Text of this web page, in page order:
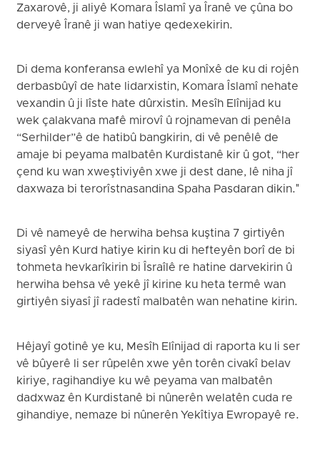
Zaxarovê, ji aliyê Komara Îslamî ya Îranê ve çûna bo
derveyê Îranê ji wan hatiye qedexekirin.
Di dema konferansa ewlehî ya Monîxê de ku di rojên
derbasbûyî de hate lidarxistin, Komara Îslamî nehate
vexandin û ji lîste hate dûrxistin. Mesîh Elînijad ku
wek çalakvana mafê mirovî û rojnamevan di penêla
“Serhilder”ê de hatibû bangkirin, di vê penêlê de
amaje bi peyama malbatên Kurdistanê kir û got, “her
çend ku wan xweştiviyên xwe ji dest dane, lê niha jî
daxwaza bi terorîstnasandina Spaha Pasdaran dikin."
Di vê nameyê de herwiha behsa kuştina 7 girtiyên
siyasî yên Kurd hatiye kirin ku di hefteyên borî de bi
tohmeta hevkarîkirin bi Îsraîlê re hatine darvekirin û
herwiha behsa vê yekê jî kirine ku heta termê wan
girtiyên siyasî jî radestî malbatên wan nehatine kirin.
Hêjayî gotinê ye ku, Mesîh Elînijad di raporta ku li ser
vê bûyerê li ser rûpelên xwe yên torên civakî belav
kiriye, ragihandiye ku wê peyama van malbatên
dadxwaz ên Kurdistanê bi nûnerên welatên cuda re
gihandiye, nemaze bi nûnerên Yekîtiya Ewropayê re.